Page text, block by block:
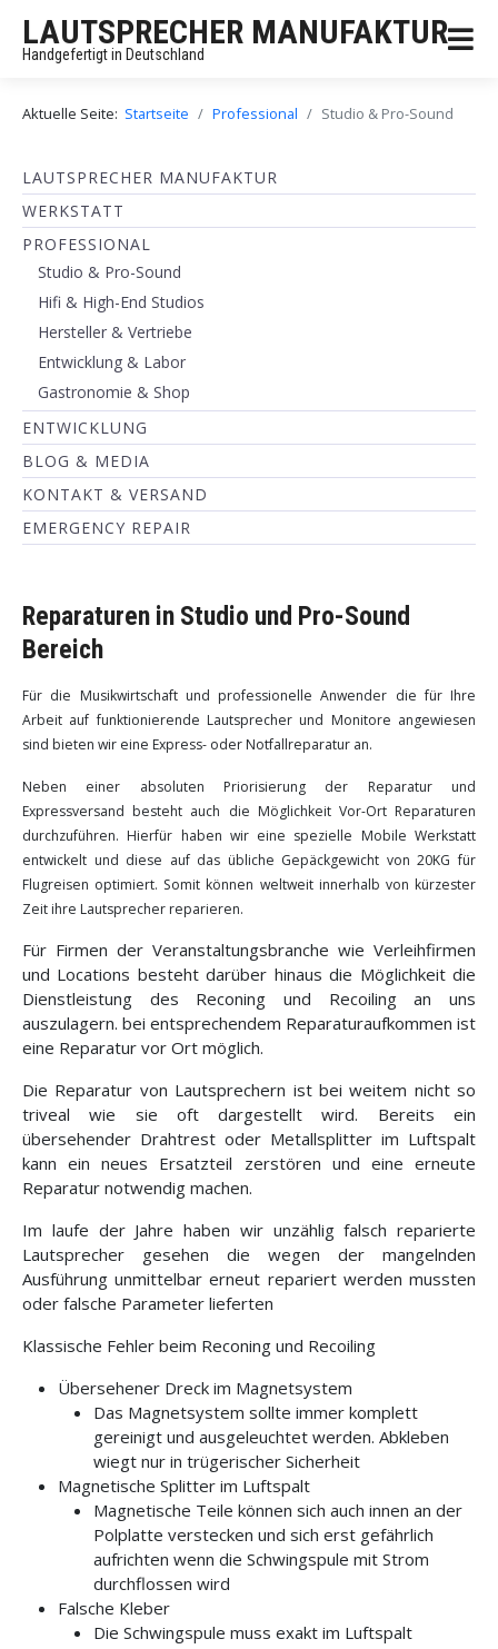
LAUTSPRECHER MANUFAKTUR
Handgefertigt in Deutschland
Aktuelle Seite: Startseite Professional Studio & Pro-Sound
LAUTSPRECHER MANUFAKTUR
WERKSTATT
PROFESSIONAL
Studio & Pro-Sound
Hifi & High-End Studios
Hersteller & Vertriebe
Entwicklung & Labor
Gastronomie & Shop
ENTWICKLUNG
BLOG & MEDIA
KONTAKT & VERSAND
EMERGENCY REPAIR
Reparaturen in Studio und Pro-Sound
Bereich
Für die Musikwirtschaft und professionelle Anwender die für Ihre
Arbeit auf funktionierende Lautsprecher und Monitore angewiesen
sind bieten wir eine Express- oder Notfallreparatur an.
Neben einer absoluten Priorisierung der Reparatur und
Expressversand besteht auch die Möglichkeit Vor-Ort Reparaturen
durchzuführen. Hierfür haben wir eine spezielle Mobile Werkstatt
entwickelt und diese auf das übliche Gepäckgewicht von 20KG für
Flugreisen optimiert. Somit können weltweit innerhalb von kürzester
Zeit ihre Lautsprecher reparieren.
Für Firmen der Veranstaltungsbranche wie Verleihfirmen
und Locations besteht darüber hinaus die Möglichkeit die
Dienstleistung des Reconing und Recoiling an uns
auszulagern. bei entsprechendem Reparaturaufkommen ist
eine Reparatur vor Ort möglich.
Die Reparatur von Lautsprechern ist bei weitem nicht so
triveal wie sie oft dargestellt wird. Bereits ein
übersehender Drahtrest oder Metallsplitter im Luftspalt
kann ein neues Ersatzteil zerstören und eine erneute
Reparatur notwendig machen.
Im laufe der Jahre haben wir unzählig falsch reparierte
Lautsprecher gesehen die wegen der mangelnden
Ausführung unmittelbar erneut repariert werden mussten
oder falsche Parameter lieferten
Klassische Fehler beim Reconing und Recoiling
Übersehener Dreck im Magnetsystem
Das Magnetsystem sollte immer komplett
gereinigt und ausgeleuchtet werden. Abkleben
wiegt nur in trügerischer Sicherheit
Magnetische Splitter im Luftspalt
Magnetische Teile können sich auch innen an der
Polplatte verstecken und sich erst gefährlich
aufrichten wenn die Schwingspule mit Strom
durchflossen wird
Falsche Kleber
Die Schwingspule muss exakt im Luftspalt